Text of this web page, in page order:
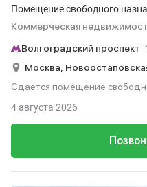
Помещение свободного
Коммерческая
Волгоградский проспект
Москва,
Сдается помещение
4 августа 2026